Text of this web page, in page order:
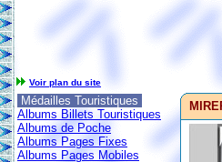
Voir plan du site
Médailles Touristiques
Albums Billets Touristiques
Albums de Poche
Albums Pages Fixes
Albums Pages Mobiles